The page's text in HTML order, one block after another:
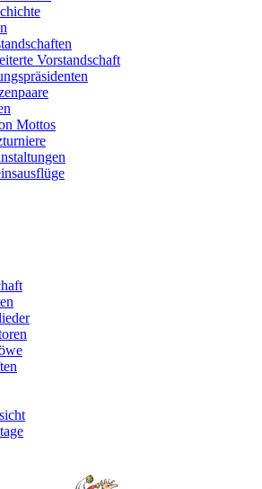
Vorstandschaft
Mottos